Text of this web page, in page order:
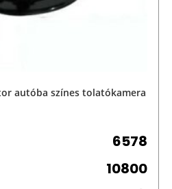
autóba színes tolatókamera
6578
10800